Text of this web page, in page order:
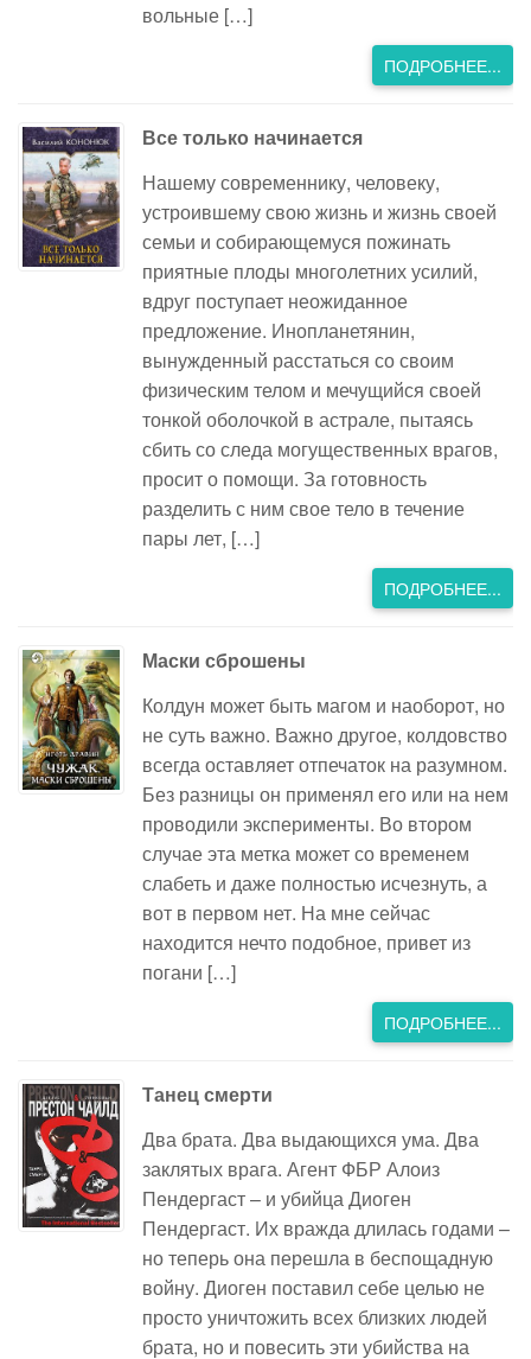
вольные […]
ПОДРОБНЕЕ...
Все только начинается
Нашему современнику, человеку,
устроившему свою жизнь и жизнь своей
семьи и собирающемуся пожинать
приятные плоды многолетних усилий,
вдруг поступает неожиданное
предложение. Инопланетянин,
вынужденный расстаться со своим
физическим телом и мечущийся своей
тонкой оболочкой в астрале, пытаясь
сбить со следа могущественных врагов,
просит о помощи. За готовность
разделить с ним свое тело в течение
пары лет, […]
ПОДРОБНЕЕ...
Маски сброшены
Колдун может быть магом и наоборот, но
не суть важно. Важно другое, колдовство
всегда оставляет отпечаток на разумном.
Без разницы он применял его или на нем
проводили эксперименты. Во втором
случае эта метка может со временем
слабеть и даже полностью исчезнуть, а
вот в первом нет. На мне сейчас
находится нечто подобное, привет из
погани […]
ПОДРОБНЕЕ...
Танец смерти
Два брата. Два выдающихся ума. Два
заклятых врага. Агент ФБР Алоиз
Пендергаст – и убийца Диоген
Пендергаст. Их вражда длилась годами –
но теперь она перешла в беспощадную
войну. Диоген поставил себе целью не
просто уничтожить всех близких людей
брата, но и повесить эти убийства на